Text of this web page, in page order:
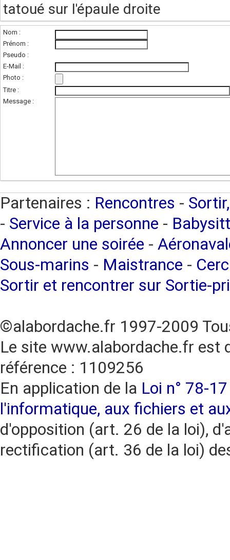
tatoué sur l'épaule droite
Nom :
Prénom :
Pseudo :
E-Mail :
Photo :
Titre :
Message :
Partenaires : Rencontres -
- Service à la personne -
Annoncer une soirée -
Sous-marins - Maistrance -
Sortir et rencontrer sur Sortie-
©alabordache.fr 1997-2009
Le site www.alabordache.fr est
référence : 1109256
En application de la Loi n° 78-
l'informatique, aux fichiers et
d'opposition (art. 26 de la loi),
rectification (art. 36 de la loi)